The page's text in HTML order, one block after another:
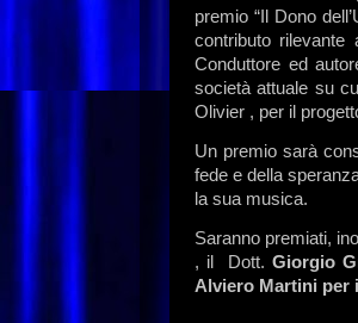
premio “Il Dono
contributo rilevante
Conduttore ed
società attuale su
Olivier , per il
Un premio sarà
fede e della
la sua musica.
Saranno premiati,
, il Dott. Giorgio
Alviero Martini per